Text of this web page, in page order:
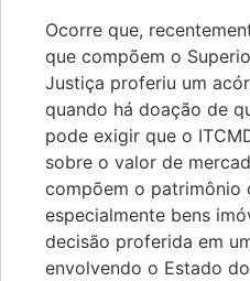
Ocorre que,
que compõem o
Justiça proferiu um
quando há doação de
pode exigir que o
sobre o valor de
compõem o patrimônio
especialmente bens
decisão proferida em
envolvendo o Estado